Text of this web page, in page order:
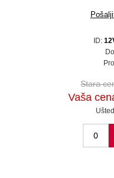
ID:
Stara
Vaša